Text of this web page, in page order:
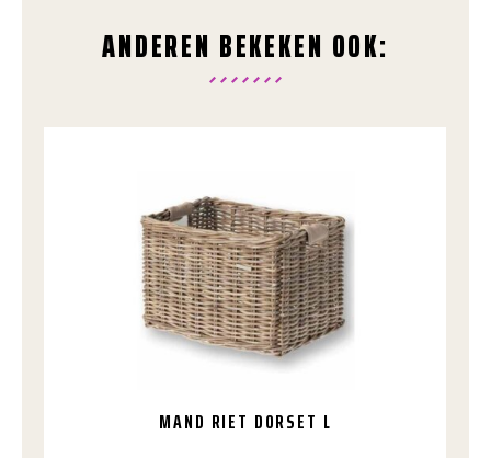
ANDEREN BEKEKEN OOK:
MAND RIET DORSET L